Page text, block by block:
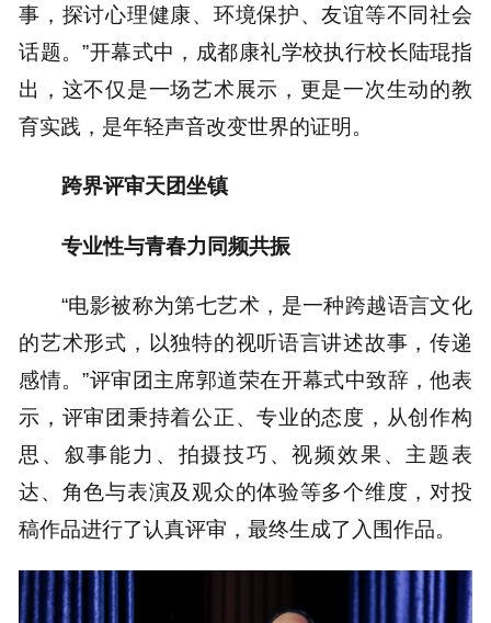
事，探讨心理健康、环境保护、友谊等不同社会
话题。”开幕式中，成都康礼学校执行校长陆琨指
出，这不仅是一场艺术展示，更是一次生动的教
育实践，是年轻声音改变世界的证明。
跨界评审天团坐镇
专业性与青春力同频共振
“电影被称为第七艺术，是一种跨越语言文化
的艺术形式，以独特的视听语言讲述故事，传递
感情。”评审团主席郭道荣在开幕式中致辞，他表
示，评审团秉持着公正、专业的态度，从创作构
思、叙事能力、拍摄技巧、视频效果、主题表
达、角色与表演及观众的体验等多个维度，对投
稿作品进行了认真评审，最终生成了入围作品。